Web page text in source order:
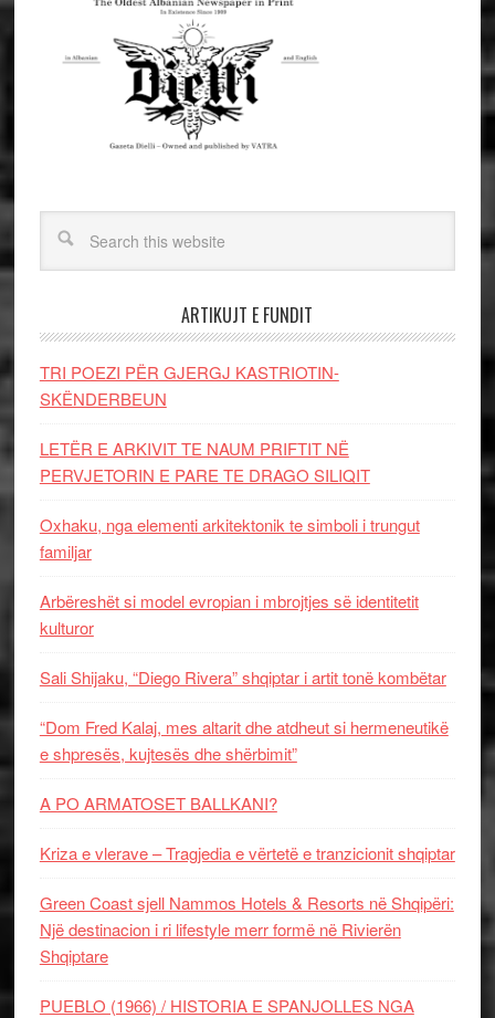
ARTIKUJT E FUNDIT
TRI POEZI PËR GJERGJ KASTRIOTIN-
SKËNDERBEUN
LETËR E ARKIVIT TE NAUM PRIFTIT NË
PERVJETORIN E PARE TE DRAGO SILIQIT
Oxhaku, nga elementi arkitektonik te simboli i trungut
familjar
Arbëreshët si model evropian i mbrojtjes së identitetit
kulturor
Sali Shijaku, “Diego Rivera” shqiptar i artit tonë kombëtar
“Dom Fred Kalaj, mes altarit dhe atdheut si hermeneutikë
e shpresës, kujtesës dhe shërbimit”
A PO ARMATOSET BALLKANI?
Kriza e vlerave – Tragjedia e vërtetë e tranzicionit shqiptar
Green Coast sjell Nammos Hotels & Resorts në Shqipëri:
Një destinacion i ri lifestyle merr formë në Rivierën
Shqiptare
PUEBLO (1966) / HISTORIA E SPANJOLLES NGA